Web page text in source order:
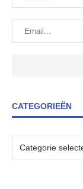
CATEGORIEËN